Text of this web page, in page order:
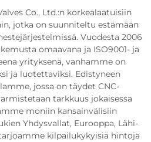
Co., Ltd.:n korkealaatuisiin
jotka on suunniteltu estämään
Vuodesta 2006
omaavana ja ISO9001- ja
yrityksenä, vanhamme on
ja luotettaviksi. Edistyneen
jossa on täydet CNC-
tarkkuus jokaisessa
moniin kansainvälisiin
Yhdysvallat, Eurooppa, Lähi-
kilpailukykyisiä hintoja